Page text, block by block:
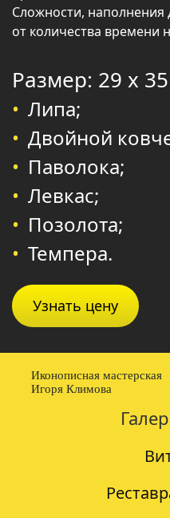
Сложности, наполнения
от количества времени
Размер: 29 х
Липа;
Двойной
Паволока;
Левкас;
Позолота;
Темпера.
Узнать цену
Иконописная мастерская
Игоря Климова